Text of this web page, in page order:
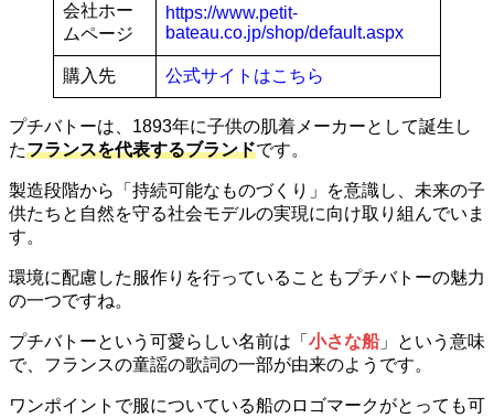
会社ホー
ムページ
https://www.petit-
bateau.co.jp/shop/default.aspx
購入先 公式サイトはこちら
プチバトーは、1893年に子供の肌着メーカーとして誕生し
たフランスを代表するブランドです。
製造段階から「持続可能なものづくり」を意識し、未来の子
供たちと自然を守る社会モデルの実現に向け取り組んでいま
す。
環境に配慮した服作りを行っていることもプチバトーの魅力
の一つですね。
プチバトーという可愛らしい名前は「 小さな船」という意味
で、フランスの童謡の歌詞の一部が由来のようです。
ワンポイントで服についている船のロゴマークがとっても可